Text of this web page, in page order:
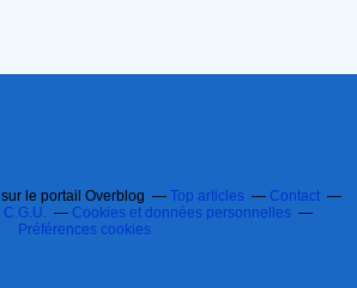
sur le portail Overblog Top articles
Contact
C.G.U.
Cookies et données personnelles
Préférences cookies